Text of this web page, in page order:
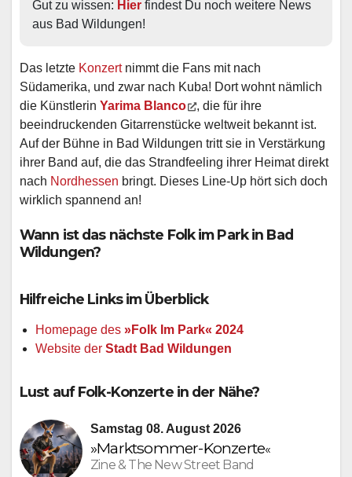
Gut zu wissen: Hier findest Du noch weitere News
aus Bad Wildungen!
Das letzte Konzertnimmt die Fans mit nach
Südamerika, und zwar nach Kuba! Dort wohnt nämlich
die Künstlerin Yarima Blanco
, die für ihre
beeindruckenden Gitarrenstücke weltweit bekannt ist.
Auf der Bühne in Bad Wildungen tritt sie in Verstärkung
ihrer Band auf, die das Strandfeeling ihrer Heimat direkt
nach Nordhessen bringt. Dieses Line-Up hört sich doch
wirklich spannend an!
Wann ist das nächste Folk im Park in Bad
Wildungen?
Hilfreiche Links im Überblick
Homepage des »Folk Im Park« 2024
Website der Stadt Bad Wildungen
Lust auf Folk-Konzerte in der Nähe?
Samstag 08. August 2026
»Marktsommer-Konzerte«
Zine & The New Street Band